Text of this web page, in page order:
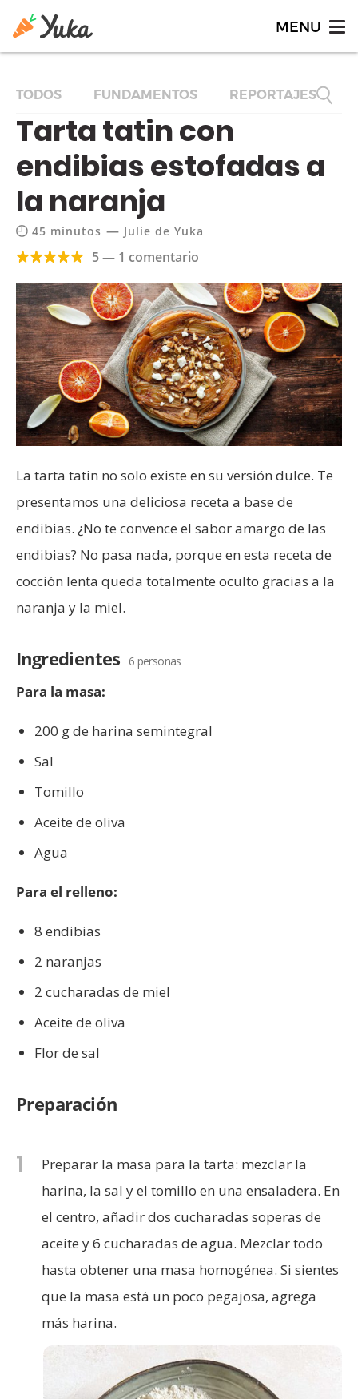
TODOS FUNDAMENTOS REPORTAJES
Tarta tatin con
endibias estofadas a
la naranja
45 minutos — Julie de Yuka
5 — 1 comentario
La tarta tatin no solo existe en su versión dulce. Te
presentamos una deliciosa receta a base de
endibias. ¿No te convence el sabor amargo de las
endibias? No pasa nada, porque en esta receta de
cocción lenta queda totalmente oculto gracias a la
naranja y la miel.
Ingredientes 6 personas
Para la masa:
200 g de harina semintegral
Sal
Tomillo
Aceite de oliva
Agua
Para el relleno:
8 endibias
2 naranjas
2 cucharadas de miel
Aceite de oliva
Flor de sal
Preparación
1
Preparar la masa para la tarta: mezclar la
harina, la sal y el tomillo en una ensaladera. En
el centro, añadir dos cucharadas soperas de
aceite y 6 cucharadas de agua. Mezclar todo
hasta obtener una masa homogénea. Si sientes
que la masa está un poco pegajosa, agrega
más harina.